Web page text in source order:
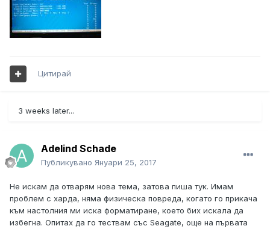
Цитирай
3 weeks later...
Adelind Schade
Публикувано Януари 25, 2017
Не искам да отварям нова тема, затова пиша тук. Имам
проблем с харда, няма физическа повреда, когато го прикача
към настолния ми иска форматиране, което бих искала да
избегна. Опитах да го тествам със Seagate, още на първата